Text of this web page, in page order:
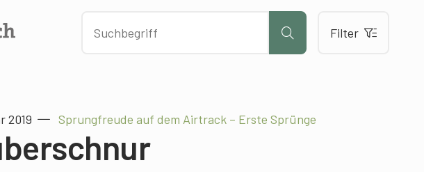
Filter
2019 Sprungfreude auf dem Airtrack – Erste Sprünge